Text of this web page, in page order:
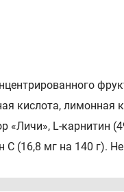
кислота,
«Личи», L-карнитин
(16,8 мг на 140 г).